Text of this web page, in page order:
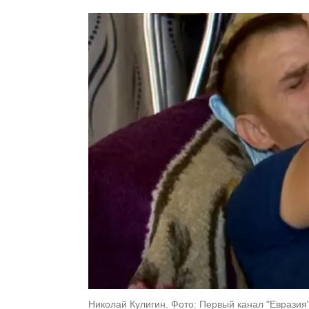
Николай Кулигин. Фото: Первый канал